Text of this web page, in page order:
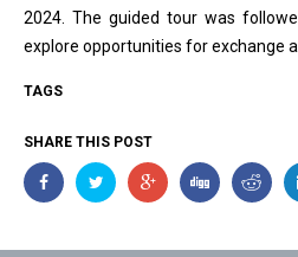
2024. The guided tour was
explore opportunities for exchange
TAGS
SHARE THIS POST